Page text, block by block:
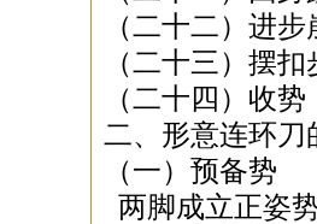
（二十二）进步
（二十三）摆
（二十四）收势
二、形意连环刀
（一）预备势
两脚成立正姿